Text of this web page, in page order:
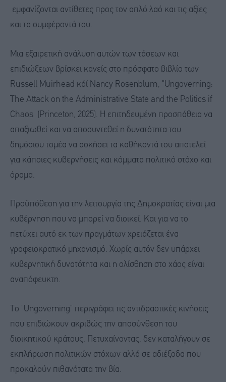
εμφανίζονται αντίθετες προς τον απλό λαό και τις αξίες
και τα συμφέροντά του.
Μια εξαιρετική ανάλυση αυτών των τάσεων και
επιδιώξεων βρίσκει κανείς στο πρόσφατο βιβλίο των
Russell Muirhead κάί Nancy Rosenblum, "Ungoverning:
The Attack on the Administrative State and the Politics if
Chaos (Princeton, 2025). H επιτηδευμένη προσπάθεια να
απαξιωθεί και να αποσυντεθεί η δυνατότητα του
δημόσιου τομέα να ασκήσει τα καθήκοντά του αποτελεί
για κάποιες κυβερνήσεις και κόμματα πολιτικό στόχο και
όραμα.
Προϋπόθεση για την λειτουργία της Δημοκρατίας είναι μια
κυβέρνηση που να μπορεί να διοικεί. Και για να το
πετύχει αυτό εκ των πραγμάτων χρειάζεται ένα
γραφειοκρατικό μηχανισμό. Χωρίς αυτόν δεν υπάρχει
κυβερνητική δυνατότητα και η ολίσθηση στο χάος είναι
αναπόφευκτη.
Το "Ungoverning" περιγράφει τις αντιδραστικές κινήσεις
που επιδιώκουν ακριβώς την αποσύνθεση του
διοικητικού κράτους. Πετυχαίνοντας, δεν καταλήγουν σε
εκπλήρωση πολιτικών στόχων αλλά σε αδιέξοδα που
προκαλούν πιθανότατα την βία.